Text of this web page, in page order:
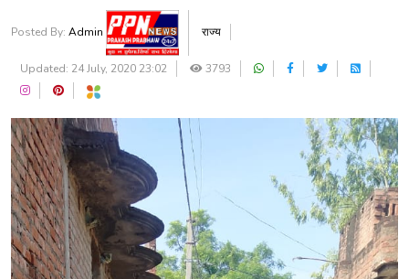
Posted By: Admin राज्य
Updated: 24 July, 2020 23:02 3793